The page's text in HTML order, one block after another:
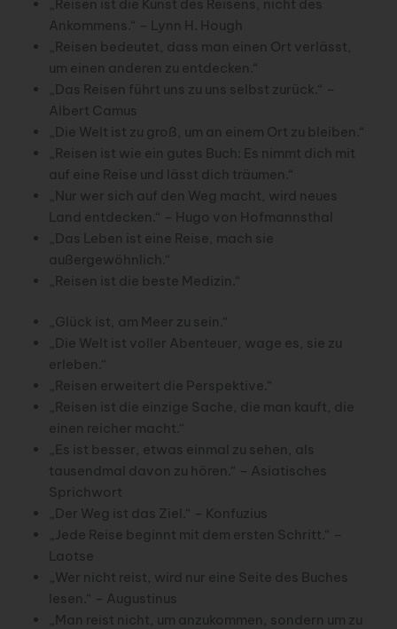
„Reisen ist die Kunst des Reisens, nicht des
Ankommens.“ – Lynn H. Hough
„Reisen bedeutet, dass man einen Ort verlässt,
um einen anderen zu entdecken.“
„Das Reisen führt uns zu uns selbst zurück.“ –
Albert Camus
„Die Welt ist zu groß, um an einem Ort zu bleiben.“
„Reisen ist wie ein gutes Buch: Es nimmt dich mit
auf eine Reise und lässt dich träumen.“
„Nur wer sich auf den Weg macht, wird neues
Land entdecken.“ – Hugo von Hofmannsthal
„Das Leben ist eine Reise, mach sie
außergewöhnlich.“
„Reisen ist die beste Medizin.“
„Glück ist, am Meer zu sein.“
„Die Welt ist voller Abenteuer, wage es, sie zu
erleben.“
„Reisen erweitert die Perspektive.“
„Reisen ist die einzige Sache, die man kauft, die
einen reicher macht.“
„Es ist besser, etwas einmal zu sehen, als
tausendmal davon zu hören.“ – Asiatisches
Sprichwort
„Der Weg ist das Ziel.“ – Konfuzius
„Jede Reise beginnt mit dem ersten Schritt.“ –
Laotse
„Wer nicht reist, wird nur eine Seite des Buches
lesen.“ – Augustinus
„Man reist nicht, um anzukommen, sondern um zu